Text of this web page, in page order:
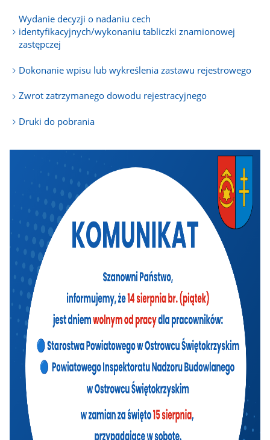
Wydanie decyzji o nadaniu cech
identyfikacyjnych/wykonaniu tabliczki znamionowej
zastępczej
Dokonanie wpisu lub wykreślenia zastawu rejestrowego
Zwrot zatrzymanego dowodu rejestracyjnego
Druki do pobrania